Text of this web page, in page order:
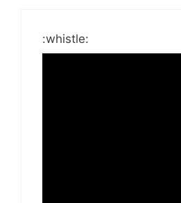
:whistle: